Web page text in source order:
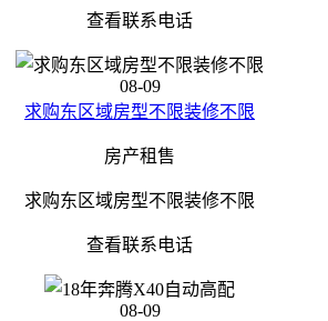
查看联系电话
08-09
求购东区域房型不限装修不限
房产租售
求购东区域房型不限装修不限
查看联系电话
08-09